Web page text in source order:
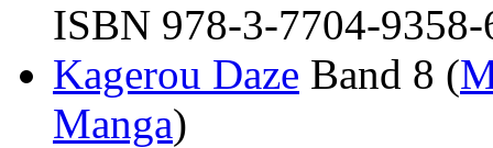
ISBN 978-3-7704-9358-
Kagerou Daze Band 8 (
Manga)